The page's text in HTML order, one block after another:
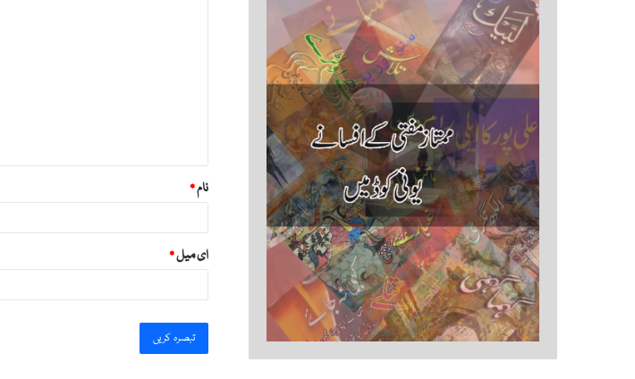
نام*
ای میل*